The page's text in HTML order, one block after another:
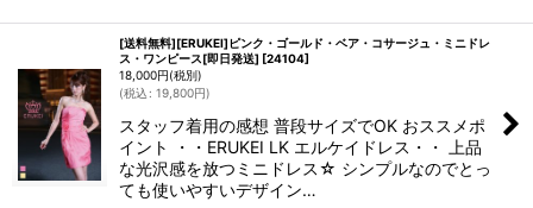
[送料無料][ERUKEI]ピンク・ゴールド・ベア・コサージュ・ミニドレ
ス・ワンピース[即日発送] [24104]
18,000円(税別)
(税込: 19,800円)
スタッフ着用の感想 普段サイズでOK おススメポ
イント ・・ERUKEI LK エルケイドレス・・ 上品
な光沢感を放つミニドレス☆ シンプルなのでとっ
ても使いやすいデザイン…